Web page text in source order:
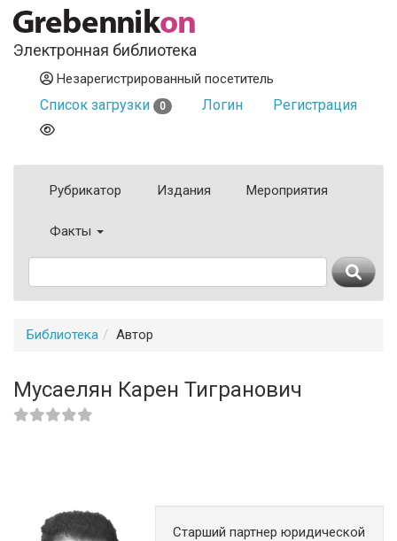
Электронная библиотека
Незарегистрированный посетитель
Список загрузки 0 Логин Регистрация
Рубрикатор Издания Мероприятия
Факты
Библиотека Автор
Мусаелян Карен Тигранович
Старший партнер юридической